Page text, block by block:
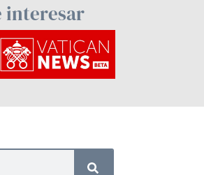
interesar